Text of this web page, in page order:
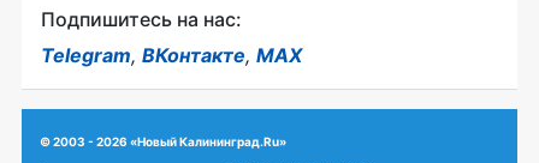
Подпишитесь на нас:
Telegram, ВКонтакте, MAX
© 2003 - 2026 «Новый Калининград.Ru»